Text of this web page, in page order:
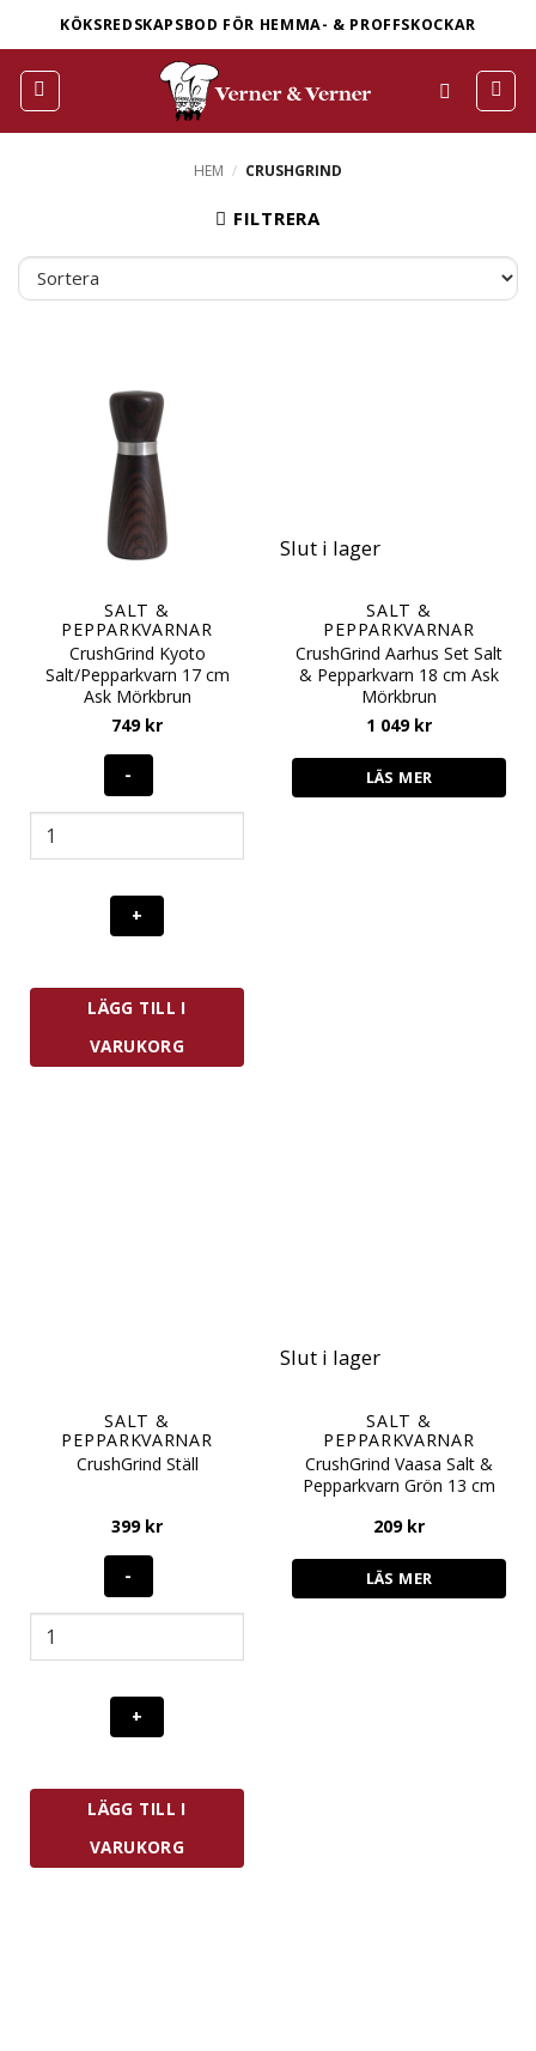
to
content
KÖKSREDSKAPSBOD FÖR HEMMA- & PROFFSKOCKAR
HEM / CRUSHGRIND
FILTRERA
SALT &
PEPPARKVARNAR
CrushGrind Kyoto
Salt/Pepparkvarn 17 cm
Ask Mörkbrun
749 kr
Kyoto
mängd
LÄGG TILL I
VARUKORG
Slut i lager
SALT &
PEPPARKVARNAR
CrushGrind Aarhus Set Salt
& Pepparkvarn 18 cm Ask
Mörkbrun
1 049 kr
LÄS MER
SALT &
PEPPARKVARNAR
CrushGrind Ställ
399 kr
Ställ
LÄGG TILL I
VARUKORG
Slut i lager
SALT &
PEPPARKVARNAR
CrushGrind Vaasa Salt &
Pepparkvarn Grön 13 cm
209 kr
LÄS MER